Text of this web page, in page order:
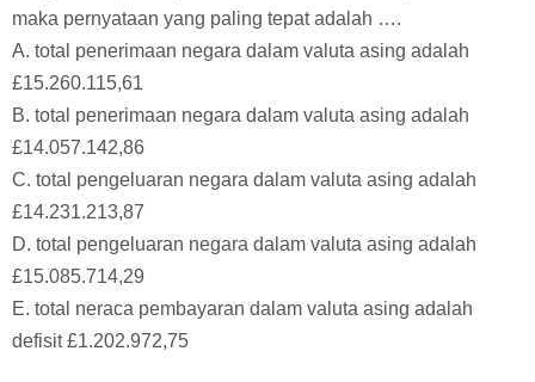
Jika negara yang bertransaksi dengan negara Makmur
Sejahtera menggunakan mata uang Poundsterling(£)
dengan kurs jual Rp17.500,00 dan kurs beli Rp17.300,00,
maka pernyataan yang paling tepat adalah ….
A. total penerimaan negara dalam valuta asing adalah
£15.260.115,61
B. total penerimaan negara dalam valuta asing adalah
£14.057.142,86
C. total pengeluaran negara dalam valuta asing adalah
£14.231.213,87